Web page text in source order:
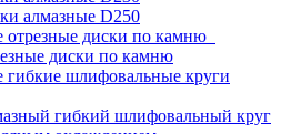
алмазные D250
отрезные диски по камню
диски по камню
гибкие шлифовальные круги
гибкий шлифовальный круг